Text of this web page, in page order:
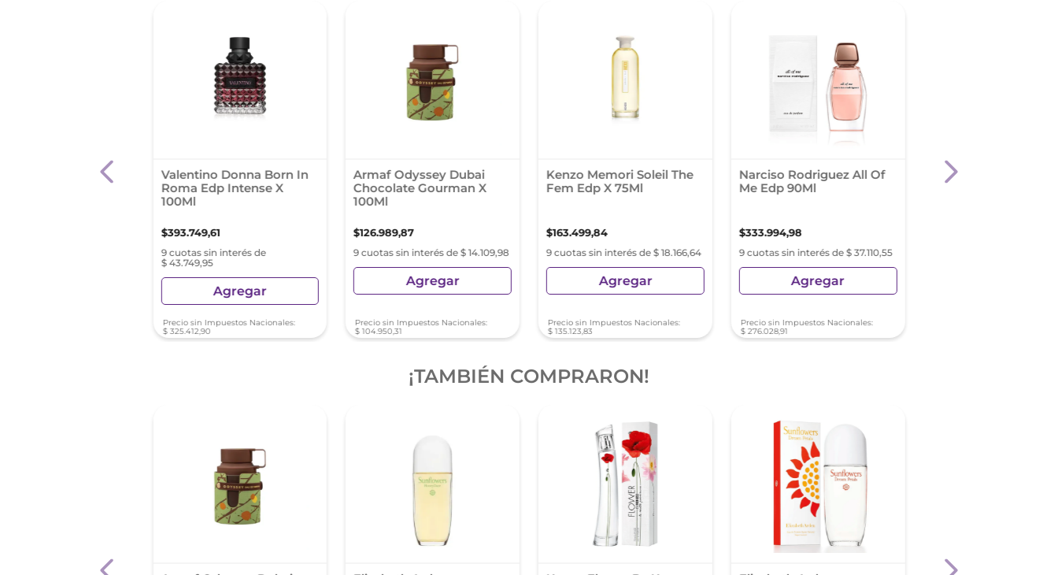
Valentino Donna Born In
Roma Edp Intense X
100Ml
$393.749,61
9 cuotas sin interés de
$ 43.749,95
Agregar
Precio sin Impuestos Nacionales:
$ 325.412,90
Armaf Odyssey Dubai
Chocolate Gourman X
100Ml
$126.989,87
9 cuotas sin interés de $ 14.109,98
Agregar
Precio sin Impuestos Nacionales:
$ 104.950,31
Kenzo Memori Soleil The
Fem Edp X 75Ml
$163.499,84
9 cuotas sin interés de $ 18.166,64
Agregar
Precio sin Impuestos Nacionales:
$ 135.123,83
Narciso Rodriguez All Of
Me Edp 90Ml
$333.994,98
9 cuotas sin interés de $ 37.110,55
Agregar
Precio sin Impuestos Nacionales:
$ 276.028,91
Issey Miyake A Drop
Dissey Fraiche Fem
¡TAMBIÉN COMPRARON!